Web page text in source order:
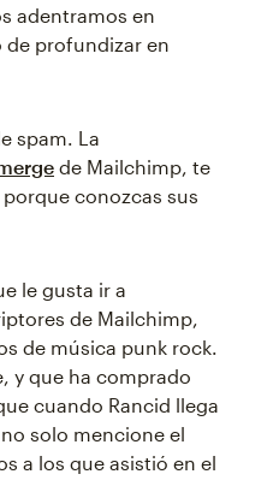
adentramos en
de profundizar en
spam. La
de Mailchimp, te
conozcas sus
le gusta ir a
de Mailchimp,
de música punk rock.
y que ha comprado
cuando Rancid llega
solo mencione el
a los que asistió en el